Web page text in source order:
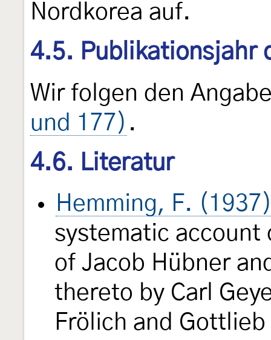
Nordkorea auf.
4.5. Publikationsjahr
Wir folgen den
und 177) .
4.6. Literatur
Hemming, F.
systematic account
of Jacob Hübner
thereto by Carl
Frölich and